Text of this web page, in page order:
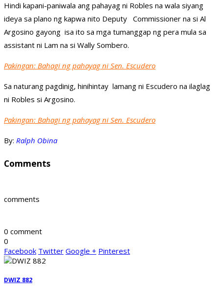
Hindi kapani-paniwala ang pahayag ni Robles na wala siyang
ideya sa plano ng kapwa nito Deputy Commissioner na si Al
Argosino gayong isa ito sa mga tumanggap ng pera mula sa
assistant ni Lam na si Wally Sombero.
Pakingan: Bahagi ng pahayag ni Sen. Escudero
Sa naturang pagdinig, hinihintay lamang ni Escudero na ilaglag
ni Robles si Argosino.
Pakingan: Bahagi ng pahayag ni Sen. Escudero
By: Ralph Obina
Comments
comments
0 comment
0
Facebook Twitter Google + Pinterest
DWIZ 882